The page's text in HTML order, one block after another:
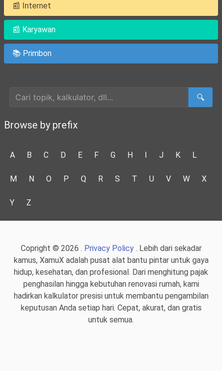
📰 Internet
📰 Karyawan
📚 Primbon
🔍
Browse by prefix
A B C D E F G H I J K L
M N O P Q R S T U V W X
Y Z
Copright © 2026 . Privacy Policy. Lebih dari sekadar
kamus, XamuX adalah pusat alat bantu pintar untuk gaya
hidup, kesehatan, dan profesional. Dari menghitung pajak
penghasilan hingga kebutuhan renovasi rumah, kami
hadirkan kalkulator presisi untuk membantu pengambilan
keputusan Anda setiap hari. Cepat, akurat, dan gratis
untuk semua.